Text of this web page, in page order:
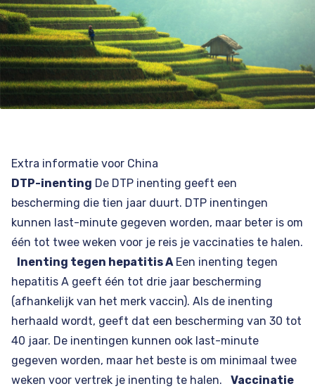
Extra informatie voor China
DTP-inenting De DTP inenting geeft een
bescherming die tien jaar duurt. DTP inentingen
kunnen last-minute gegeven worden, maar beter is om
één tot twee weken voor je reis je vaccinaties te halen.
Inenting tegen hepatitis AEen inenting tegen
hepatitis A geeft één tot drie jaar bescherming
(afhankelijk van het merk vaccin). Als de inenting
herhaald wordt, geeft dat een bescherming van 30 tot
40 jaar. De inentingen kunnen ook last-minute
gegeven worden, maar het beste is om minimaal twee
weken voor vertrek je inenting te halen. Vaccinatie